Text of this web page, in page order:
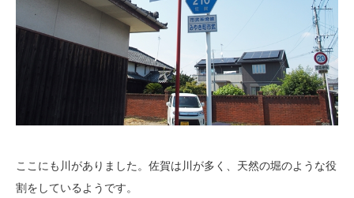
ここにも川がありました。佐賀は川が多く、天然の堀のような役
割をしているようです。